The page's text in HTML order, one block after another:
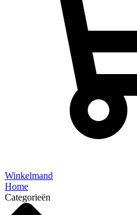
Winkelmand
Home
Categorieën